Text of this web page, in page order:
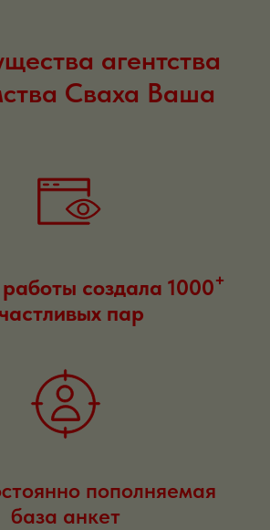
агентства
Сваха Ваша
создала 1000+
пар
пополняемая
база анкет